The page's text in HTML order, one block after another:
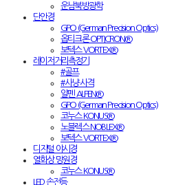
운남북방광학
단안경
GPO (German Precision Optics)
옵티크론 OPTICRON®
보텍스 VORTEX®
레이저거리측정기
#골프
#사냥·사격
알펜 ALPEN®
GPO (German Precision Optics)
코누스 KONUS®
노블렉스 NOBLEX®
보텍스 VORTEX®
디지털 야시경
열화상 망원경
코누스 KONUS®
LED 손전등